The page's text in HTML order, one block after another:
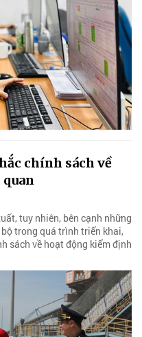
chính sách về
tuy nhiên, bên cạnh những
trong quá trình triển khai,
sách về hoạt động kiểm định